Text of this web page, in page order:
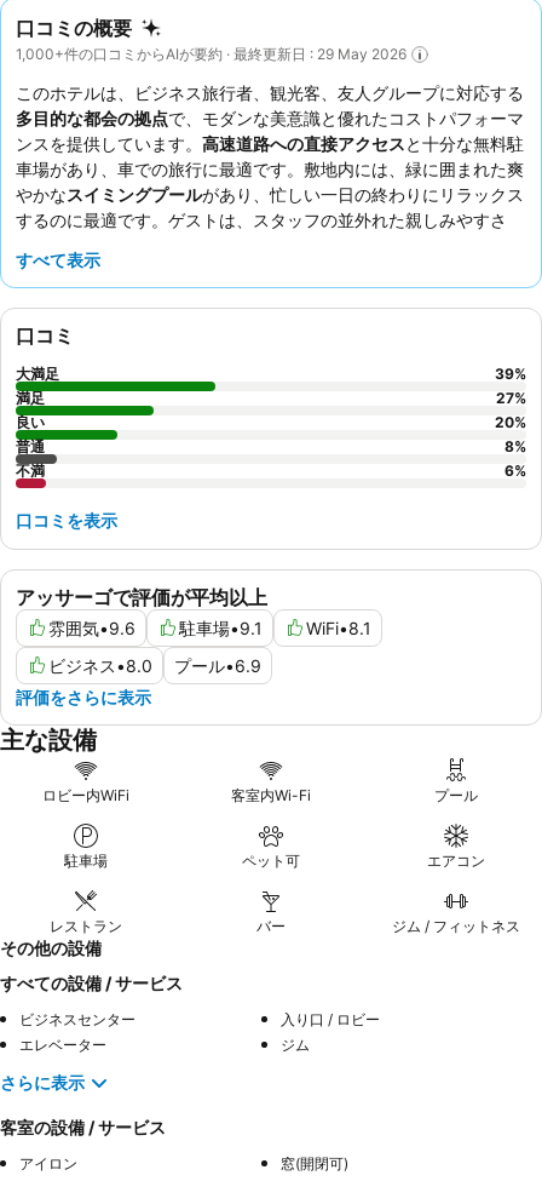
口コミの概要
1,000+件の口コミからAIが要約 · 最終更新日 : 29 May 2026
このホテルは、ビジネス旅行者、観光客、友人グループに対応する
多目的な都会の拠点で、モダンな美意識と優れたコストパフォーマ
ンスを提供しています。 高速道路への直接アクセスと十分な無料駐
車場があり、車での旅行に最適です。敷地内には、緑に囲まれた爽
やかなスイミングプールがあり、忙しい一日の終わりにリラックス
するのに最適です。ゲストは、スタッフの並外れた親しみやすさ
ビュッフェ
すべて表示
アッサーゴで評価が平均以上
雰囲気•9.6 駐車場•9.1 WiFi•8.1
ビジネス•8.0 プール•6.9
評価をさらに表示
口コミ
大満足 39%
満足
27%
良い
20%
普通
8%
不満
6%
口コミを表示
主な設備
ロビー内WiFi 客室内Wi-Fi プール
駐車場 ペット可 エアコン
レストラン バー ジム / フィットネス
その他の設備
すべての設備 / サービス
ビジネスセンター
入り口 / ロビー
エレベーター
ジム
さらに表示
客室の設備 / サービス
アイロン
窓(開閉可)